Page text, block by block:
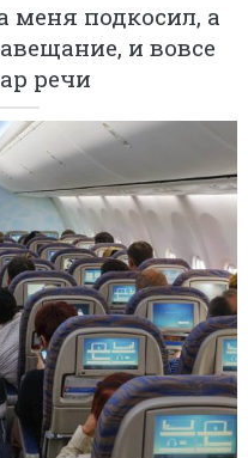
подкосил, а
и вовсе
речи